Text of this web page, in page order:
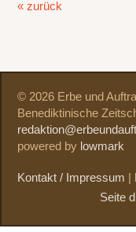
« zurück
© 2026 Erbe und
Benediktinische
powered by lowmark
Kontakt / Impressum
Seite